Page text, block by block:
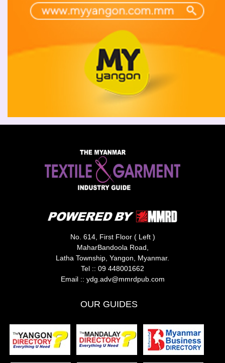
No. 614, First Floor ( Left )
MaharBandoola Road,
Latha Township, Yangon, Myanmar.
Tel :: 09 448001662
Email :: ydg.adv@mmrdpub.com
OUR GUIDES